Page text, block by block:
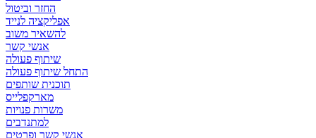
החזר וביטול
אפליקציה לנייד
להשאיר משוב
אנשי קשר
שיתוף פעולה
התחל שיתוף פעולה
תוכנית שותפים
מארקפלייס
משרות פנויות
למתנדבים
אנשי קשר ופרטים